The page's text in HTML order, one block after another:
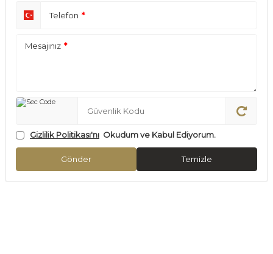
Telefon *
Mesajınız *
Gizlilik Politikası'nı Okudum ve Kabul Ediyorum.
Gönder Temizle